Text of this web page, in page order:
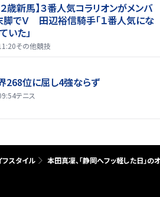
２歳新馬】３番人気コラリオンがメンバ
脚でＶ 田辺裕信騎手「１番人気にな
いた」
その他競技
268位に屈し4強ならず
テニス
フスタイル 本田真凜、「静岡へフッ軽した日」の